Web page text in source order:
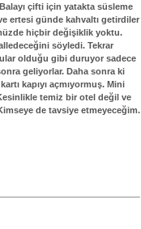
çifti için yatakta süsleme
ertesi günde kahvaltı getirdiler
hiçbir değişiklik yoktu.
söyledi. Tekrar
olduğu gibi duruyor sadece
geliyorlar. Daha sonra ki
kapıyı açmıyormuş. Mini
temiz bir otel değil ve
de tavsiye etmeyeceğim.